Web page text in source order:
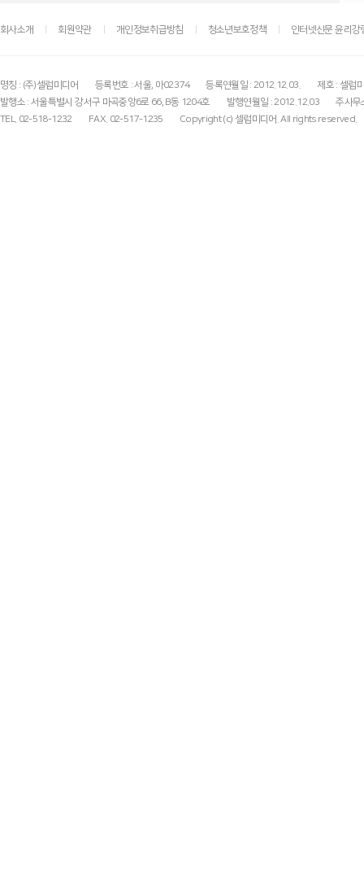
회사소개 회원약관 개인정보취급방침 청소년보호정책 인터넷신문 윤리강
명칭 : (주)셀럽미디어 등록번호 : 서울, 아02374 등록연월일 : 2012.12.03.
제호 : 셀럽
발행소 : 서울특별시 강서구 마곡중앙6로 66, B동 1204호
발행연월일 : 2012.12.03
주사무
TEL. 02-518-1232
FAX. 02-517-1235 Copyright (c) 셀럽미디어. All rights reserved.